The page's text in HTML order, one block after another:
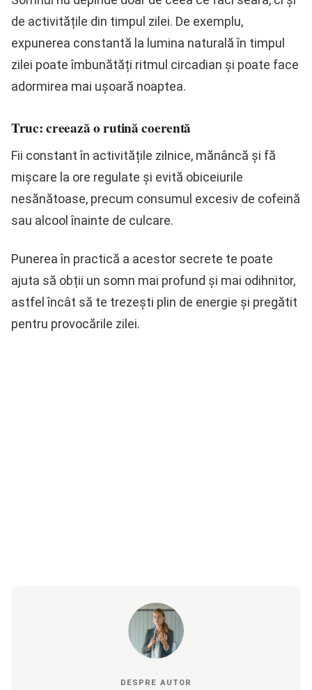
de activitățile din timpul zilei. De exemplu,
expunerea constantă la lumina naturală în timpul
zilei poate îmbunătăți ritmul circadian și poate face
adormirea mai ușoară noaptea.
Truc: creează o rutină coerentă
Fii constant în activitățile zilnice, mănâncă și fă
mișcare la ore regulate și evită obiceiurile
nesănătoase, precum consumul excesiv de cofeină
sau alcool înainte de culcare.
Punerea în practică a acestor secrete te poate
ajuta să obții un somn mai profund și mai odihnitor,
astfel încât să te trezești plin de energie și pregătit
pentru provocările zilei.
DESPRE AUTOR